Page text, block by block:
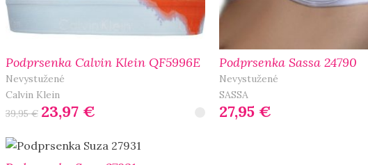
Podprsenka Calvin Klein QF5996E
Nevystužené
Calvin Klein
39,95€ 23,97 €
Podprsenka Sassa 24790
Nevystužené
SASSA
27,95 €